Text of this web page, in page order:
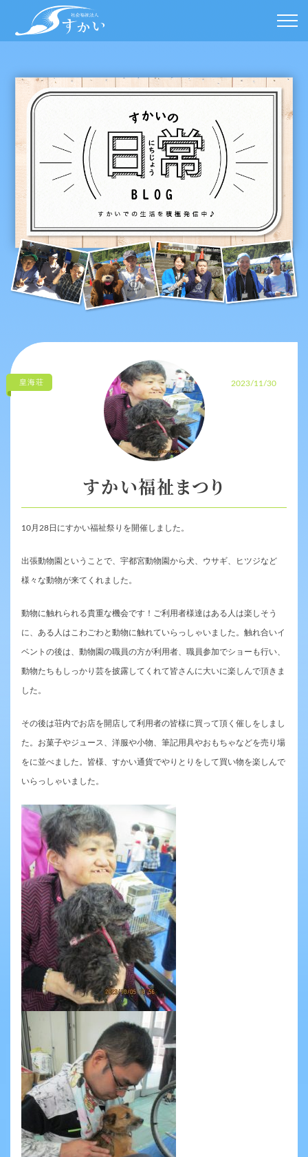
皇海荘 2023/11/30
すかい福祉まつり
10月28日にすかい福祉祭りを開催しました。
出張動物園ということで、宇都宮動物園から犬、ウサギ、ヒツジなど
様々な動物が来てくれました。
動物に触れられる貴重な機会です！ご利用者様達はある人は楽しそう
に、ある人はこわごわと動物に触れていらっしゃいました。触れ合いイ
ベントの後は、動物園の職員の方が利用者、職員参加でショーも行い、
動物たちもしっかり芸を披露してくれて皆さんに大いに楽しんで頂きま
した。
その後は荘内でお店を開店して利用者の皆様に買って頂く催しをしまし
た。お菓子やジュース、洋服や小物、筆記用具やおもちゃなどを売り場
をに並べました。皆様、すかい通貨でやりとりをして買い物を楽しんで
いらっしゃいました。